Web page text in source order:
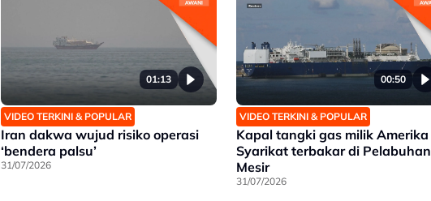
01:13
VIDEO TERKINI & POPULAR
Iran dakwa wujud risiko operasi
‘bendera palsu’
31/07/2026
00:50
VIDEO TERKINI & POPULAR
Kapal tangki gas milik Amerika
Syarikat terbakar di Pelabuhan
Mesir
31/07/2026